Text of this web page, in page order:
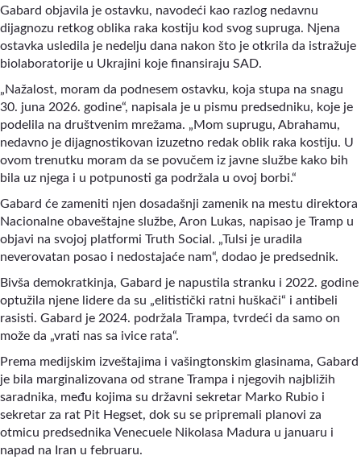
Gabard objavila je ostavku, navodeći kao razlog nedavnu
dijagnozu retkog oblika raka kostiju kod svog supruga. Njena
ostavka usledila je nedelju dana nakon što je otkrila da istražuje
biolaboratorije u Ukrajini koje finansiraju SAD.
„Nažalost, moram da podnesem ostavku, koja stupa na snagu
30. juna 2026. godine“, napisala je u pismu predsedniku, koje je
podelila na društvenim mrežama. „Mom suprugu, Abrahamu,
nedavno je dijagnostikovan izuzetno redak oblik raka kostiju. U
ovom trenutku moram da se povučem iz javne službe kako bih
bila uz njega i u potpunosti ga podržala u ovoj borbi.“
Gabard će zameniti njen dosadašnji zamenik na mestu direktora
Nacionalne obaveštajne službe, Aron Lukas, napisao je Tramp u
objavi na svojoj platformi Truth Social. „Tulsi je uradila
neverovatan posao i nedostajaće nam“, dodao je predsednik.
Bivša demokratkinja, Gabard je napustila stranku i 2022. godine
optužila njene lidere da su „elitistički ratni huškači“ i antibeli
rasisti. Gabard je 2024. podržala Trampa, tvrdeći da samo on
može da „vrati nas sa ivice rata“.
Prema medijskim izveštajima i vašingtonskim glasinama, Gabard
je bila marginalizovana od strane Trampa i njegovih najbližih
saradnika, među kojima su državni sekretar Marko Rubio i
sekretar za rat Pit Hegset, dok su se pripremali planovi za
otmicu predsednika Venecuele Nikolasa Madura u januaru i
napad na Iran u februaru.